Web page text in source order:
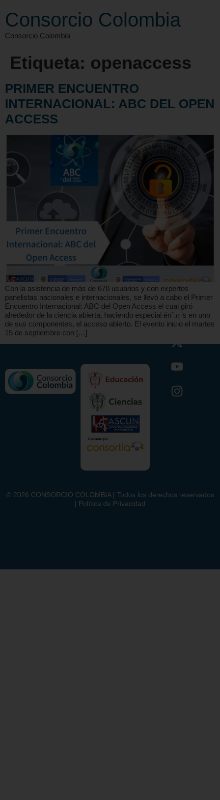
Consorcio Colombia
Consorcio Colombia
Etiqueta: openaccess
PRIMER ENCUENTRO
INTERNACIONAL: ABC DEL OPEN
ACCESS
Con la asistencia de más de 670 usuarios y con expertos
panelistas nacionales e internacionales, se llevó a cabo el Primer
Encuentro Internacional: ABC del Open Access el cual giró
alrededor de la ciencia abierta, haciendo especial énfasis en uno
de sus componentes, el acceso abierto. El evento inició el martes
15 de septiembre con […]
© 2026 CONSORCIO COLOMBIA | Todos los derechos reservados
| Política de Privacidad